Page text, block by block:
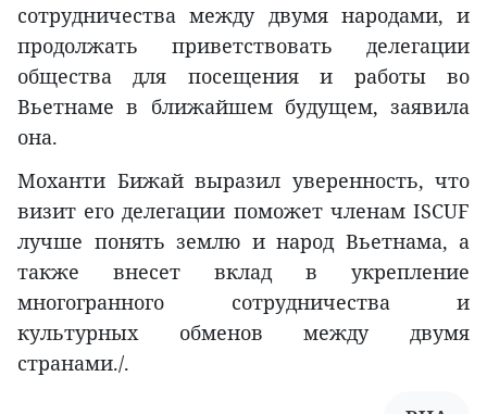
сотрудничества между двумя народами, и
продолжать приветствовать делегации
общества для посещения и работы во
Вьетнаме в ближайшем будущем, заявила
она.
Моханти Бижай выразил уверенность, что
визит его делегации поможет членам ISCUF
лучше понять землю и народ Вьетнама, а
также внесет вклад в укрепление
многогранного сотрудничества и
культурных обменов между двумя
странами./.